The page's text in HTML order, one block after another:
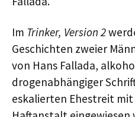
Im Trinker, Version 2
Geschichten zweier
von Hans Fallada,
drogenabhängiger
eskalierten Ehestreit mit